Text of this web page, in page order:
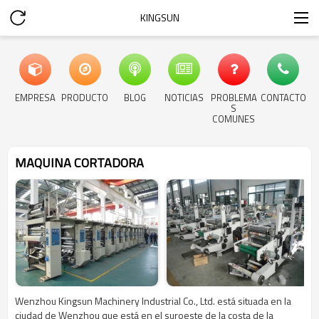
KINGSUN
EMPRESA PRODUCTO BLOG NOTICIAS PROBLEMA
S
COMUNES
CONTACTO
MAQUINA CORTADORA
Wenzhou Kingsun Machinery Industrial Co., Ltd. está situada en la
ciudad de Wenzhou que está en el suroeste de la costa de la